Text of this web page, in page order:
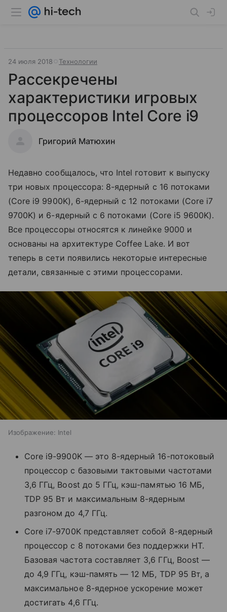
24 июля 2018 Технологии
Рассекречены
характеристики игровых
процессоров Intel Core i9
Григорий Матюхин
Недавно сообщалось, что Intel готовит к выпуску
три новых процессора: 8-ядерный с 16 потоками
(Core i9 9900K), 6-ядерный с 12 потоками (Core i7
9700K) и 6-ядерный с 6 потоками (Core i5 9600K).
Все процессоры относятся к линейке 9000 и
основаны на архитектуре Coffee Lake. И вот
теперь в сети появились некоторые интересные
детали, связанные с этими процессорами.
Изображение: Intel
Core i9-9900K — это 8-ядерный 16-потоковый
процессор с базовыми тактовыми частотами
3,6 ГГц, Boost до 5 ГГц, кэш-памятью 16 МБ,
TDP 95 Вт и максимальным 8-ядерным
разгоном до 4,7 ГГц.
Core i7-9700K представляет собой 8-ядерный
процессор с 8 потоками без поддержки HT.
Базовая частота составляет 3,6 ГГц, Boost —
до 4,9 ГГц, кэш-память — 12 МБ, TDP 95 Вт, а
максимальное 8-ядерное ускорение может
достигать 4,6 ГГц.